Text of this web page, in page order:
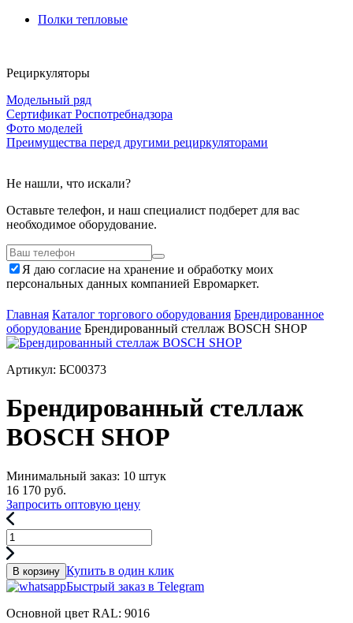
Полки тепловые
Рециркуляторы
Модельный ряд
Сертификат Роспотребнадзора
Фото моделей
Преимущества перед другими рециркуляторами
Не нашли, что искали?
Оставьте телефон, и наш специалист подберет для вас
необходимое оборудование.
Я даю согласие на хранение и обработку моих
персональных данных компанией Евромаркет.
Главная Каталог торгового оборудования Брендированное
оборудование Брендированный стеллаж BOSCH SHOP
Артикул: БС00373
Брендированный стеллаж
BOSCH SHOP
Минимальный заказ: 10 штук
16 170 руб.
Запросить оптовую цену
В корзину Купить в один клик
Быстрый заказ в Telegram
Основной цвет RAL: 9016